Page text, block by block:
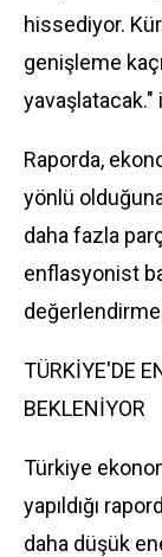
hissediyor.
genişleme
yavaşlatacak."
Raporda,
yönlü
daha fazla
enflasyonist
TÜRKİYE'DE
BEKLENİYOR
Türkiye
yapıldığı
daha düşük